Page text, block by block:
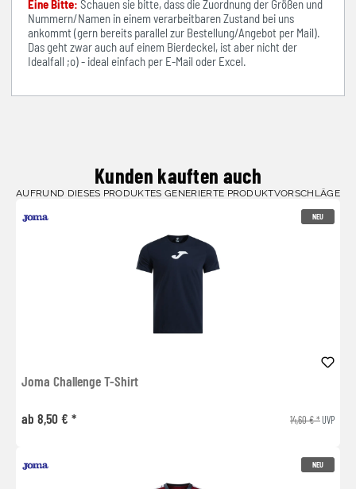
Eine Bitte: Schauen sie bitte, dass die Zuordnung der Größen und
Nummern/Namen in einem verarbeitbaren Zustand bei uns
ankommt (gern bereits parallel zur Bestellung/Angebot per Mail).
Das geht zwar auch auf einem Bierdeckel, ist aber nicht der
Idealfall ;o) - ideal einfach per E-Mail oder Excel.
Kunden kauften auch
AUFRUND DIESES PRODUKTES GENERIERTE PRODUKTVORSCHLÄGE
NEU
Joma Challenge T-Shirt
ab 8,50 € * 14,60 € *UVP
NEU